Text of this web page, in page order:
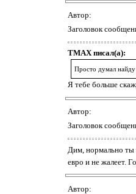
Автор:
Заголовок
TMAX писал(а):
Просто думал найду
Я тебе больше
Автор:
Заголовок
Дим, нормально ты
евро и не жалеет.
Автор: